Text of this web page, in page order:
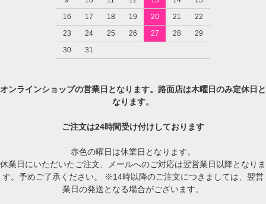
16
17 18 19 20 21
22
23
24 25 26 27 28
29
30
31
オンラインショップの営業日となります。路面店は木曜日のみ定休日と
なります。
ご注文は24時間受け付けしております
赤色の曜日は休業日となります。
休業日にいただいたご注文、メールへのご対応は翌営業日以降となりま
す。予めご了承ください。 ※14時以降のご注文につきましては、翌営
業日の発送となる場合がございます。